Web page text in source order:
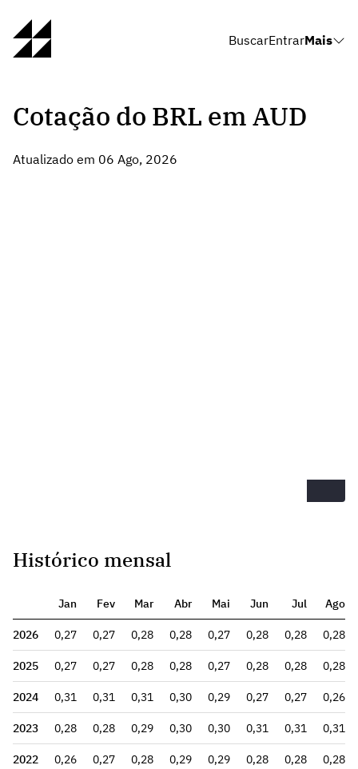
BuscarEntrarMais
Cotação do BRL em AUD
Atualizado em 06 Ago, 2026
Histórico mensal
Jan Fev Mar Abr Mai Jun Jul Ago
2026 0,27 0,27 0,28 0,28 0,27 0,28 0,28 0,28
2025 0,27 0,27 0,28 0,28 0,27 0,28 0,28 0,28
2024 0,31 0,31 0,31 0,30 0,29 0,27 0,27 0,26
2023 0,28 0,28 0,29 0,30 0,30 0,31 0,31 0,31
2022 0,26 0,27 0,28 0,29 0,29 0,28 0,28 0,28